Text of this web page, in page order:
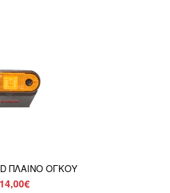
ΠΛΑΙΝΟ ΟΓΚΟΥ
14,00€